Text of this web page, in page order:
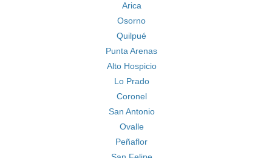
Arica
Osorno
Quilpué
Punta Arenas
Alto Hospicio
Lo Prado
Coronel
San Antonio
Ovalle
Peñaflor